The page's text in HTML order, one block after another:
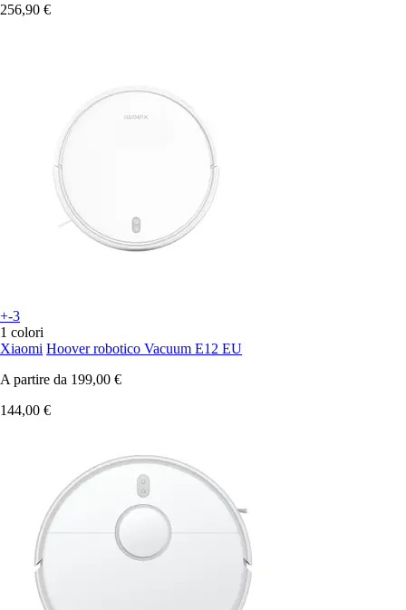
256,90 €
+-3
1 colori
Xiaomi Hoover robotico Vacuum E12 EU
A partire da 199,00 €
144,00 €